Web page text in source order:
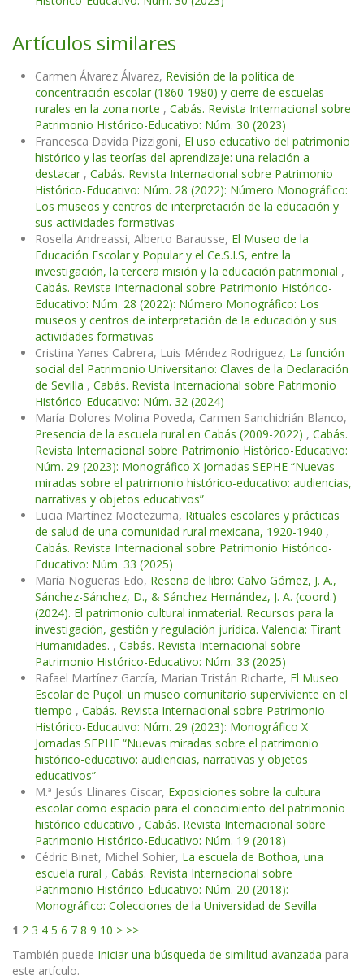
Artículos similares
Carmen Álvarez Álvarez, Revisión de la política de
concentración escolar (1860-1980) y cierre de escuelas
rurales en la zona norte , Cabás. Revista Internacional sobre
Patrimonio Histórico-Educativo: Núm. 30 (2023)
Francesca Davida Pizzigoni, El uso educativo del patrimonio
histórico y las teorías del aprendizaje: una relación a
destacar , Cabás. Revista Internacional sobre Patrimonio
Histórico-Educativo: Núm. 28 (2022): Número Monográfico:
Los museos y centros de interpretación de la educación y
sus actividades formativas
Rosella Andreassi, Alberto Barausse, El Museo de la
Educación Escolar y Popular y el Ce.S.I.S, entre la
investigación, la tercera misión y la educación patrimonial ,
Cabás. Revista Internacional sobre Patrimonio Histórico-
Educativo: Núm. 28 (2022): Número Monográfico: Los
museos y centros de interpretación de la educación y sus
actividades formativas
Cristina Yanes Cabrera, Luis Méndez Rodriguez, La función
social del Patrimonio Universitario: Claves de la Declaración
de Sevilla , Cabás. Revista Internacional sobre Patrimonio
Histórico-Educativo: Núm. 32 (2024)
María Dolores Molina Poveda, Carmen Sanchidrián Blanco,
Presencia de la escuela rural en Cabás (2009-2022) , Cabás.
Revista Internacional sobre Patrimonio Histórico-Educativo:
Núm. 29 (2023): Monográfico X Jornadas SEPHE “Nuevas
miradas sobre el patrimonio histórico-educativo: audiencias,
narrativas y objetos educativos”
Lucia Martínez Moctezuma, Rituales escolares y prácticas
de salud de una comunidad rural mexicana, 1920-1940 ,
Cabás. Revista Internacional sobre Patrimonio Histórico-
Educativo: Núm. 33 (2025)
María Nogueras Edo, Reseña de libro: Calvo Gómez, J. A.,
Sánchez-Sánchez, D., & Sánchez Hernández, J. A. (coord.)
(2024). El patrimonio cultural inmaterial. Recursos para la
investigación, gestión y regulación jurídica. Valencia: Tirant
Humanidades. , Cabás. Revista Internacional sobre
Patrimonio Histórico-Educativo: Núm. 33 (2025)
Rafael Martínez García, Marian Tristán Richarte, El Museo
Escolar de Puçol: un museo comunitario superviviente en el
tiempo , Cabás. Revista Internacional sobre Patrimonio
Histórico-Educativo: Núm. 29 (2023): Monográfico X
Jornadas SEPHE “Nuevas miradas sobre el patrimonio
histórico-educativo: audiencias, narrativas y objetos
educativos”
M.ª Jesús Llinares Ciscar, Exposiciones sobre la cultura
escolar como espacio para el conocimiento del patrimonio
histórico educativo , Cabás. Revista Internacional sobre
Patrimonio Histórico-Educativo: Núm. 19 (2018)
Cédric Binet, Michel Sohier, La escuela de Bothoa, una
escuela rural , Cabás. Revista Internacional sobre
Patrimonio Histórico-Educativo: Núm. 20 (2018):
Monográfico: Colecciones de la Universidad de Sevilla
1 2 3 4 5 6 7 8 9 10 > >>
También puede Iniciar una búsqueda de similitud avanzada para
este artículo.